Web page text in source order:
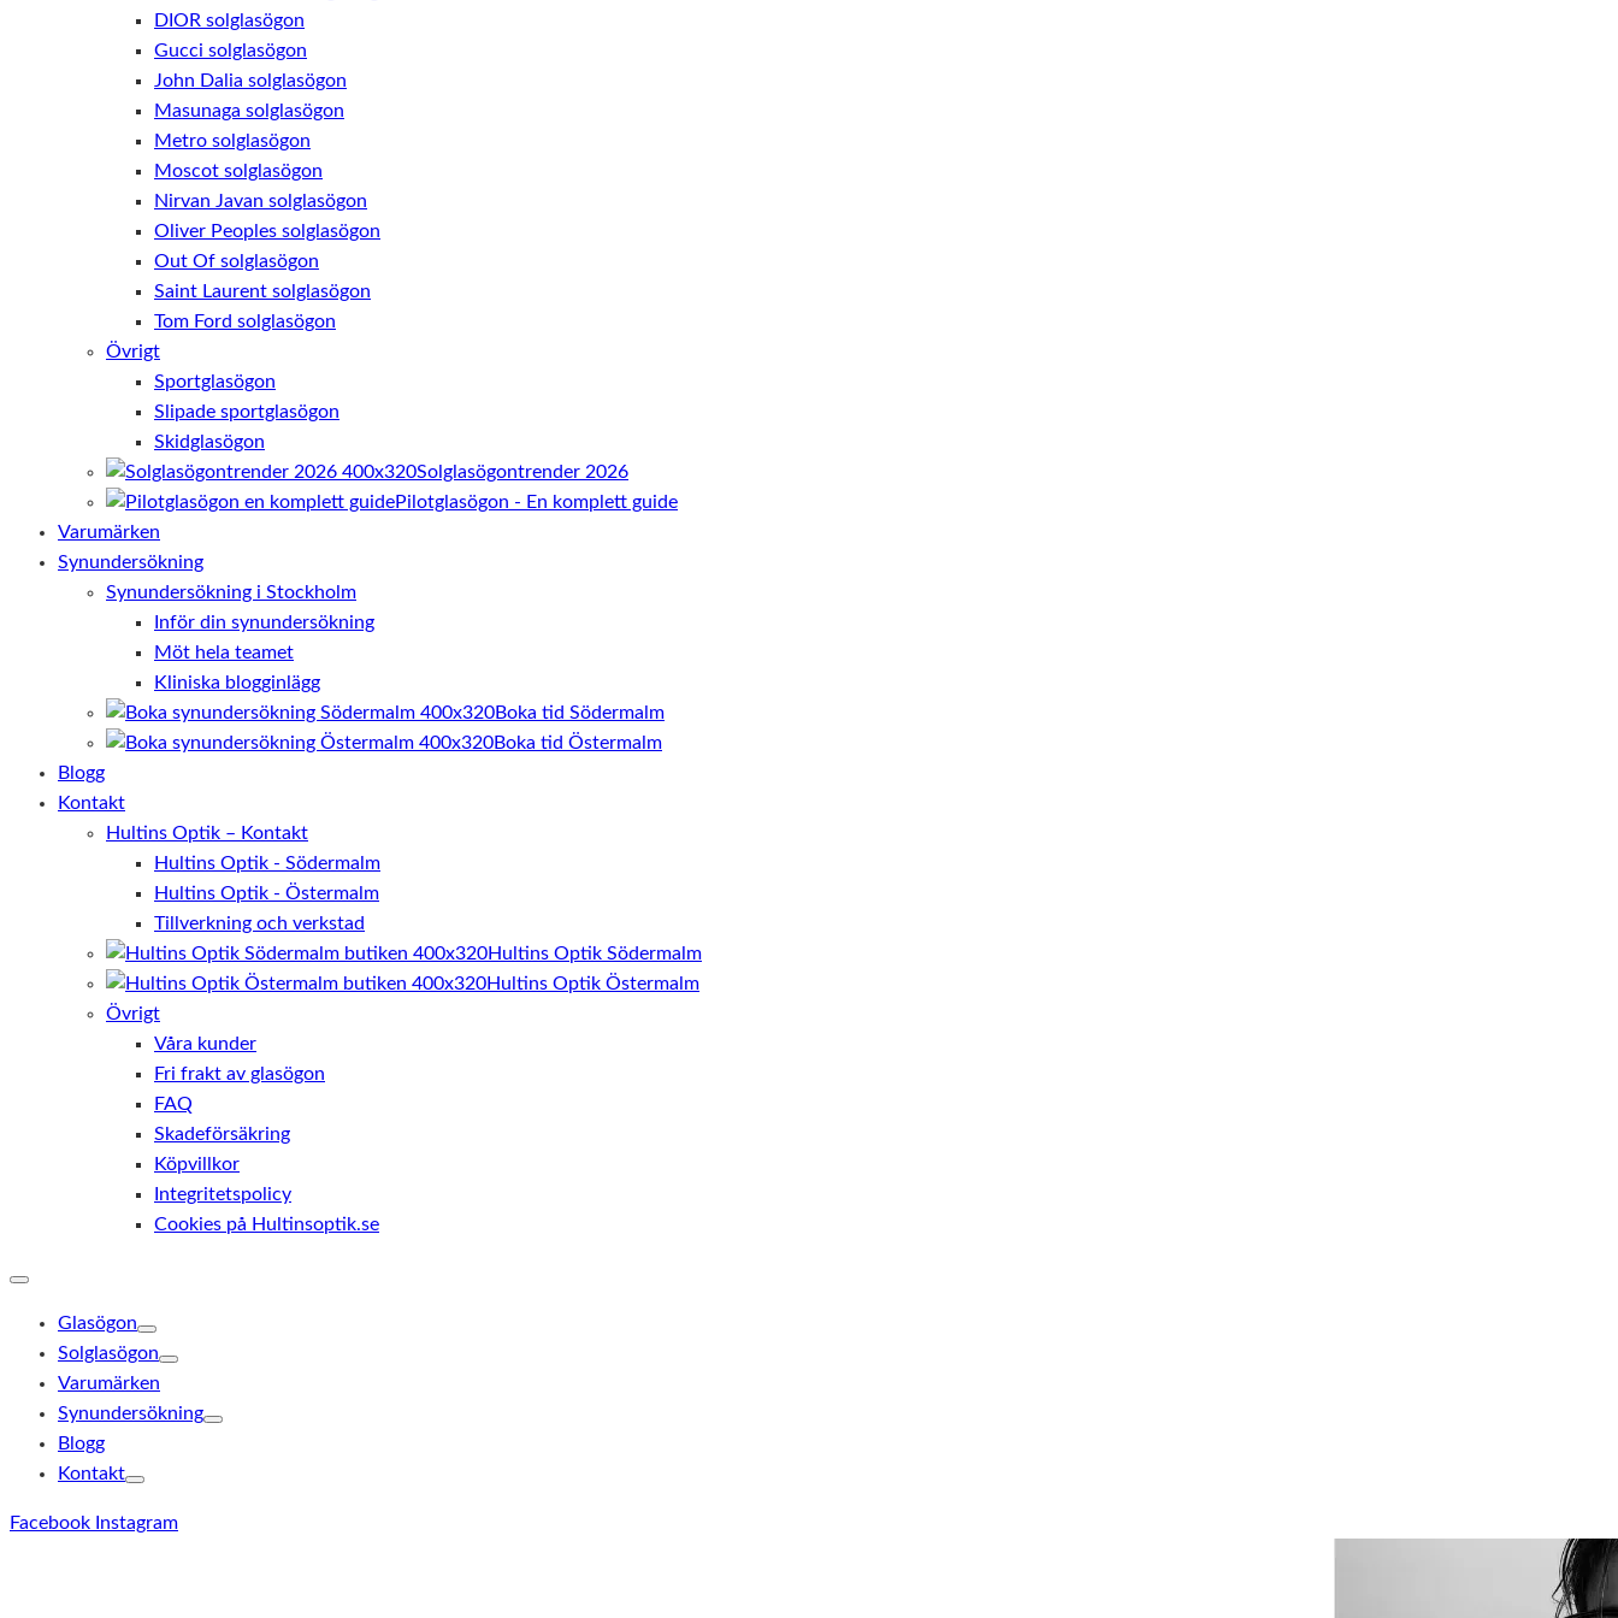
DIOR solglasögon
Gucci solglasögon
John Dalia solglasögon
Masunaga solglasögon
Metro solglasögon
Moscot solglasögon
Nirvan Javan solglasögon
Oliver Peoples solglasögon
Out Of solglasögon
Saint Laurent solglasögon
Tom Ford solglasögon
Övrigt
Sportglasögon
Slipade sportglasögon
Skidglasögon
Solglasögontrender 2026
Pilotglasögon - En komplett guide
Varumärken
Synundersökning
Synundersökning i Stockholm
Inför din synundersökning
Möt hela teamet
Kliniska blogginlägg
Boka tid Södermalm
Boka tid Östermalm
Blogg
Kontakt
Hultins Optik – Kontakt
Hultins Optik - Södermalm
Hultins Optik - Östermalm
Tillverkning och verkstad
Hultins Optik Södermalm
Hultins Optik Östermalm
Övrigt
Våra kunder
Fri frakt av glasögon
FAQ
Skadeförsäkring
Köpvillkor
Integritetspolicy
Cookies på Hultinsoptik.se
Glasögon
Solglasögon
Varumärken
Synundersökning
Blogg
Kontakt
Facebook Instagram